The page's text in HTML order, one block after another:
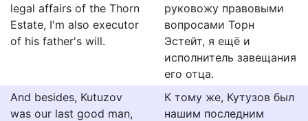
legal affairs of the Thorn
Estate, I'm also executor
of his father's will.
руковожу правовыми
вопросами Торн
Эстейт, я ещё и
исполнитель завещания
его отца.
And besides, Kutuzov
was our last good man,
К тому же, Кутузов был
нашим последним